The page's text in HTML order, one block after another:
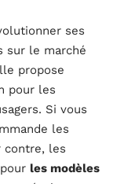
ses
sur le marché
propose
pour les
Si vous
les
contre, les
les modèles